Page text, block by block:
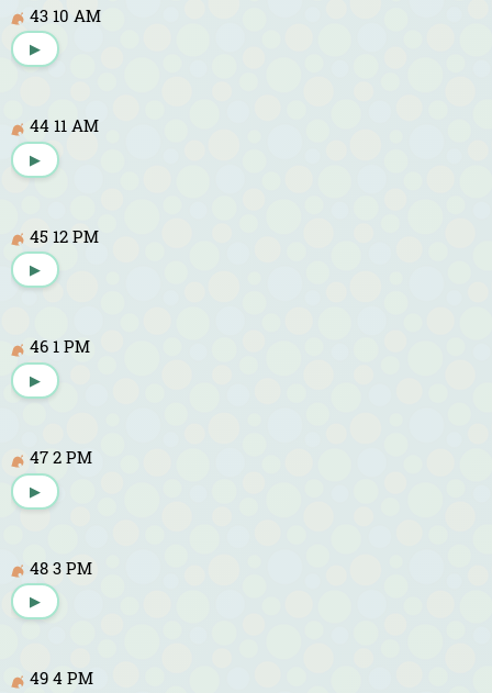
43 10 AM
▶
44 11 AM
▶
45 12 PM
▶
46 1 PM
▶
47 2 PM
▶
48 3 PM
▶
49 4 PM